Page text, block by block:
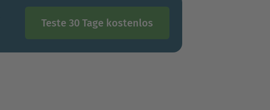
Teste 30 Tage kostenlos